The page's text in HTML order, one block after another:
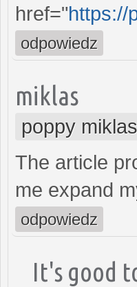
href="https://
odpowiedz
miklas
poppy
The article
me expand
odpowiedz
It's good